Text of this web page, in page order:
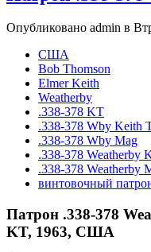
Опубликовано admin в
США
Bob Thomson
Elmer Keith
Weatherby
.338-378 KT
.338-378 Wby Keith
.338-378 Wby Mag
.338-378 Weatherby
.338-378 Weatherby
винтовочный
Патрон .338-378
KT, 1963, США